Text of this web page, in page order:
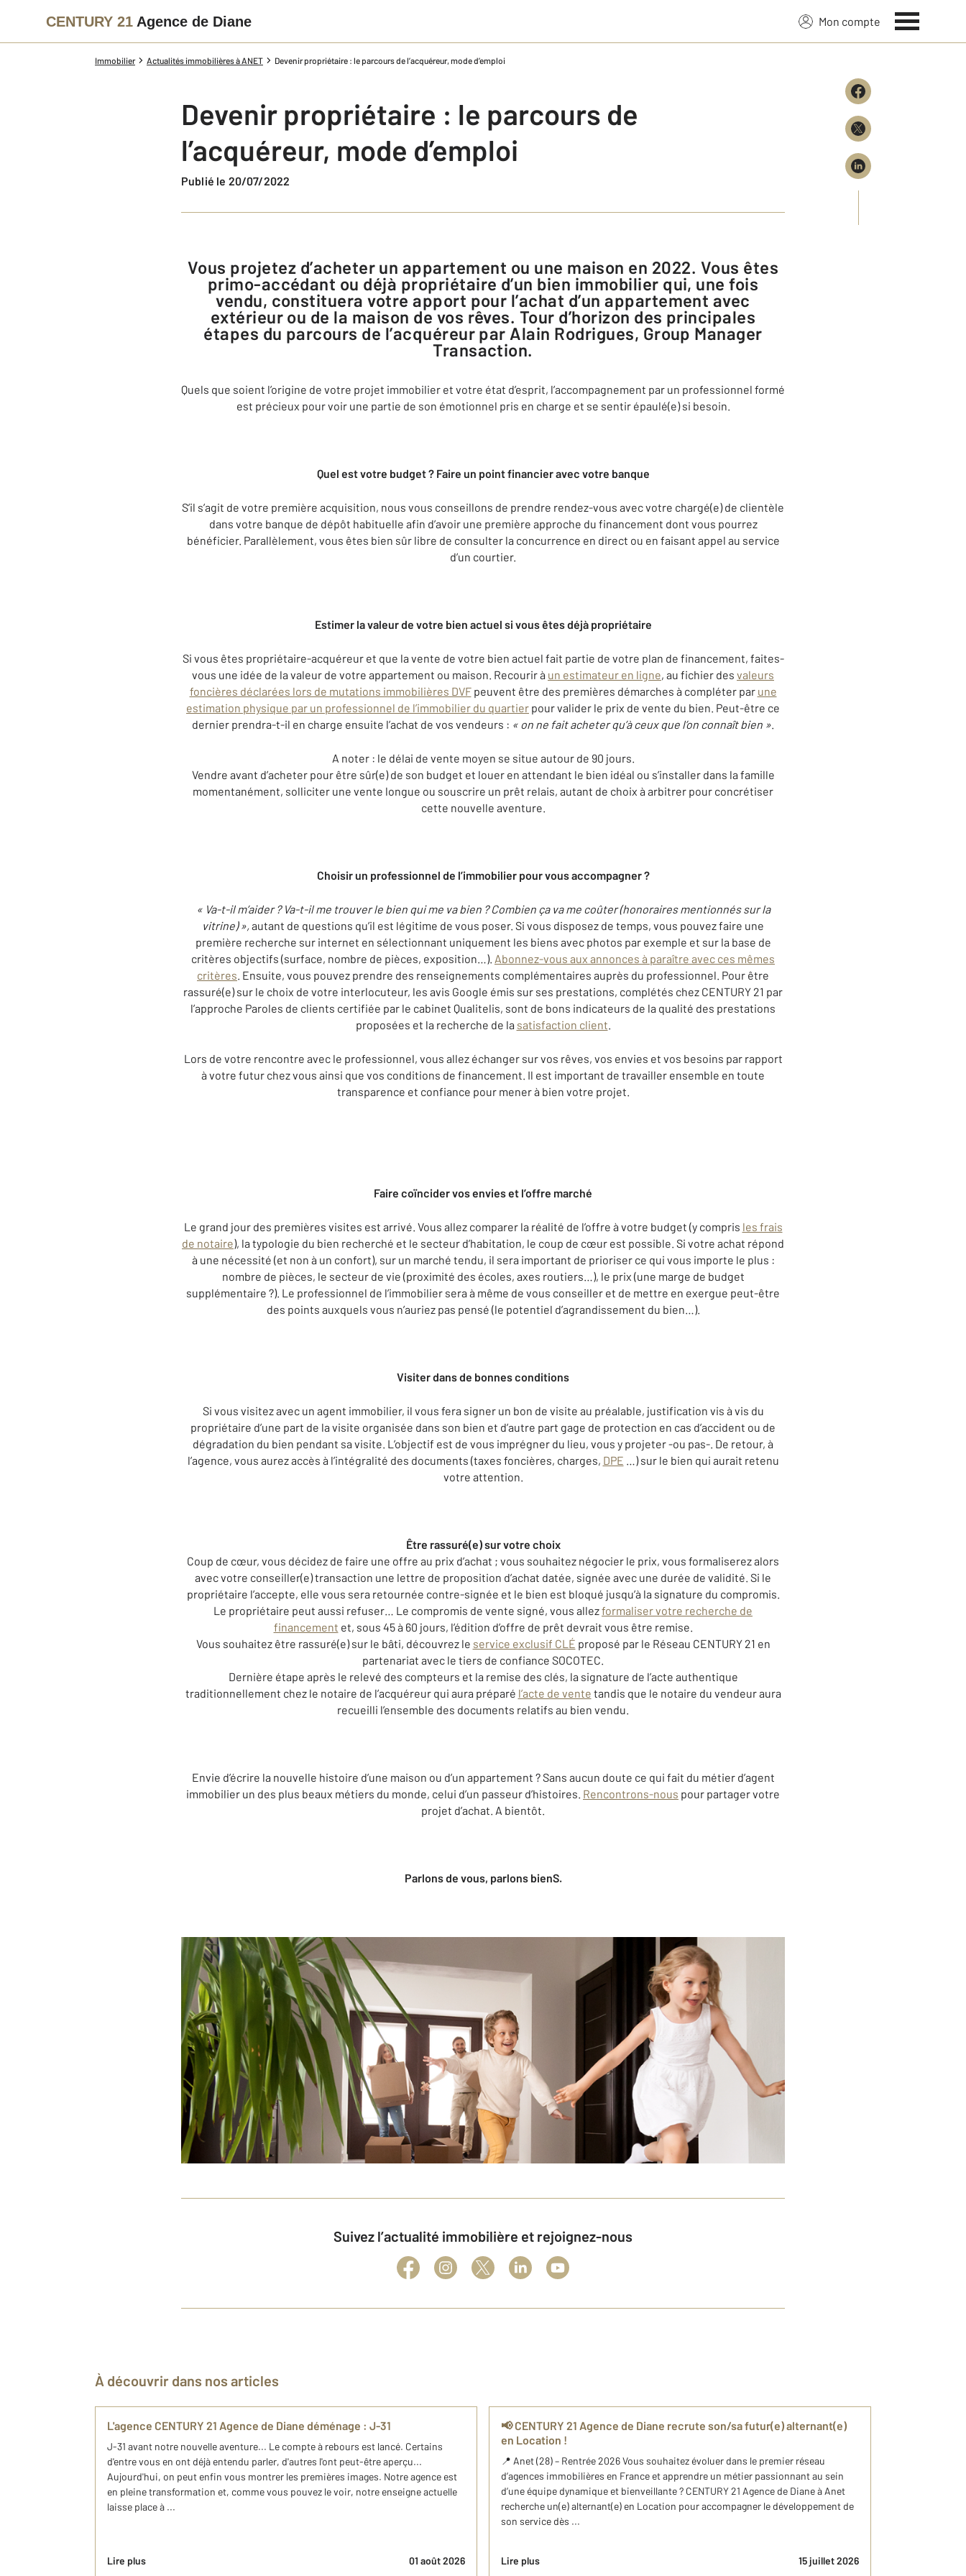
CENTURY 21 Agence de Diane Mon compte
Immobilier Actualités immobilières à ANET Devenir propriétaire : le parcours de l’acquéreur, mode d’emploi
Devenir propriétaire : le parcours de
l’acquéreur, mode d’emploi
Publié le 20/07/2022
Vous projetez d’acheter un appartement ou une maison en 2022. Vous êtes
primo-accédant ou déjà propriétaire d’un bien immobilier qui, une fois
vendu, constituera votre apport pour l’achat d’un appartement avec
extérieur ou de la maison de vos rêves. Tour d’horizon des principales
étapes du parcours de l’acquéreur par Alain Rodrigues, Group Manager
Transaction.
Quels que soient l’origine de votre projet immobilier et votre état d’esprit, l’accompagnement par un professionnel formé
est précieux pour voir une partie de son émotionnel pris en charge et se sentir épaulé(e) si besoin.
Quel est votre budget ? Faire un point financier avec votre banque
S’il s’agit de votre première acquisition, nous vous conseillons de prendre rendez-vous avec votre chargé(e) de clientèle
dans votre banque de dépôt habituelle afin d’avoir une première approche du financement dont vous pourrez
bénéficier. Parallèlement, vous êtes bien sûr libre de consulter la concurrence en direct ou en faisant appel au service
d’un courtier.
Estimer la valeur de votre bien actuel si vous êtes déjà propriétaire
Si vous êtes propriétaire-acquéreur et que la vente de votre bien actuel fait partie de votre plan de financement, faites-
vous une idée de la valeur de votre appartement ou maison. Recourir à un estimateur en ligne, au fichier des valeurs
foncières déclarées lors de mutations immobilières DVFpeuvent être des premières démarches à compléter par une
estimation physique par un professionnel de l’immobilier du quartier pour valider le prix de vente du bien. Peut-être ce
dernier prendra-t-il en charge ensuite l’achat de vos vendeurs : « on ne fait acheter qu’à ceux que l’on connaît bien ».
A noter : le délai de vente moyen se situe autour de 90 jours.
Vendre avant d’acheter pour être sûr(e) de son budget et louer en attendant le bien idéal ou s’installer dans la famille
momentanément, solliciter une vente longue ou souscrire un prêt relais, autant de choix à arbitrer pour concrétiser
cette nouvelle aventure.
Choisir un professionnel de l’immobilier pour vous accompagner ?
« Va-t-il m’aider ? Va-t-il me trouver le bien qui me va bien ? Combien ça va me coûter (honoraires mentionnés sur la
vitrine) »,autant de questions qu’il est légitime de vous poser. Si vous disposez de temps, vous pouvez faire une
première recherche sur internet en sélectionnant uniquement les biens avec photos par exemple et sur la base de
critères objectifs (surface, nombre de pièces, exposition…). Abonnez-vous aux annonces à paraître avec ces mêmes
critères. Ensuite, vous pouvez prendre des renseignements complémentaires auprès du professionnel. Pour être
rassuré(e) sur le choix de votre interlocuteur, les avis Google émis sur ses prestations, complétés chez CENTURY 21 par
l’approche Paroles de clients certifiée par le cabinet Qualitelis, sont de bons indicateurs de la qualité des prestations
proposées et la recherche de la satisfaction client.
Lors de votre rencontre avec le professionnel, vous allez échanger sur vos rêves, vos envies et vos besoins par rapport
à votre futur chez vous ainsi que vos conditions de financement. Il est important de travailler ensemble en toute
transparence et confiance pour mener à bien votre projet.
Faire coïncider vos envies et l’offre marché
Le grand jour des premières visites est arrivé. Vous allez comparer la réalité de l’offre à votre budget (y compris les frais
de notaire), la typologie du bien recherché et le secteur d’habitation, le coup de cœur est possible. Si votre achat répond
à une nécessité (et non à un confort), sur un marché tendu, il sera important de prioriser ce qui vous importe le plus :
nombre de pièces, le secteur de vie (proximité des écoles, axes routiers…), le prix (une marge de budget
supplémentaire ?). Le professionnel de l’immobilier sera à même de vous conseiller et de mettre en exergue peut-être
des points auxquels vous n’auriez pas pensé (le potentiel d’agrandissement du bien…).
Visiter dans de bonnes conditions
Si vous visitez avec un agent immobilier, il vous fera signer un bon de visite au préalable, justification vis à vis du
propriétaire d’une part de la visite organisée dans son bien et d’autre part gage de protection en cas d’accident ou de
dégradation du bien pendant sa visite. L’objectif est de vous imprégner du lieu, vous y projeter -ou pas-. De retour, à
l’agence, vous aurez accès à l’intégralité des documents (taxes foncières, charges, DPE …) sur le bien qui aurait retenu
votre attention.
Être rassuré(e) sur votre choix
Coup de cœur, vous décidez de faire une offre au prix d’achat ; vous souhaitez négocier le prix, vous formaliserez alors
avec votre conseiller(e) transaction une lettre de proposition d’achat datée, signée avec une durée de validité. Si le
propriétaire l’accepte, elle vous sera retournée contre-signée et le bien est bloqué jusqu’à la signature du compromis.
Le propriétaire peut aussi refuser… Le compromis de vente signé, vous allezformaliser votre recherche de
financement et, sous 45 à 60 jours, l’édition d’offre de prêt devrait vous être remise.
Vous souhaitez être rassuré(e) sur le bâti, découvrez le service exclusif CLÉ proposé par le Réseau CENTURY 21 en
partenariat avec le tiers de confiance SOCOTEC.
Dernière étape après le relevé des compteurs et la remise des clés, la signature de l’acte authentique
traditionnellement chez le notaire de l’acquéreur qui aura préparé l’acte de vente tandis que le notaire du vendeur aura
recueilli l’ensemble des documents relatifs au bien vendu.
Envie d’écrire la nouvelle histoire d’une maison ou d’un appartement ? Sans aucun doute ce qui fait du métier d’agent
immobilier un des plus beaux métiers du monde, celui d’un passeur d’histoires. Rencontrons-nous pour partager votre
projet d’achat. A bientôt.
Parlons de vous, parlons bienS.
Suivez l’actualité immobilière et rejoignez-nous
À découvrir dans nos articles
L'agence CENTURY 21 Agence de Diane déménage : J-31
J-31 avant notre nouvelle aventure... Le compte à rebours est lancé. Certains
d'entre vous en ont déjà entendu parler, d'autres l'ont peut-être aperçu...
Aujourd'hui, on peut enfin vous montrer les premières images. Notre agence est
en pleine transformation et, comme vous pouvez le voir, notre enseigne actuelle
laisse place à ...
Lire plus 01 août 2026
📢 CENTURY 21 Agence de Diane recrute son/sa futur(e) alternant(e)
en Location !
📍 Anet (28) – Rentrée 2026 Vous souhaitez évoluer dans le premier réseau
d’agences immobilières en France et apprendre un métier passionnant au sein
d’une équipe dynamique et bienveillante ? CENTURY 21 Agence de Diane à Anet
recherche un(e) alternant(e) en Location pour accompagner le développement de
son service dès ...
Lire plus 15 juillet 2026